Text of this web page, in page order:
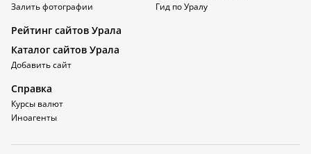
Залить фотографии
Гид по Уралу
Рейтинг сайтов Урала
Каталог сайтов Урала
Добавить сайт
Справка
Курсы валют
Иноагенты